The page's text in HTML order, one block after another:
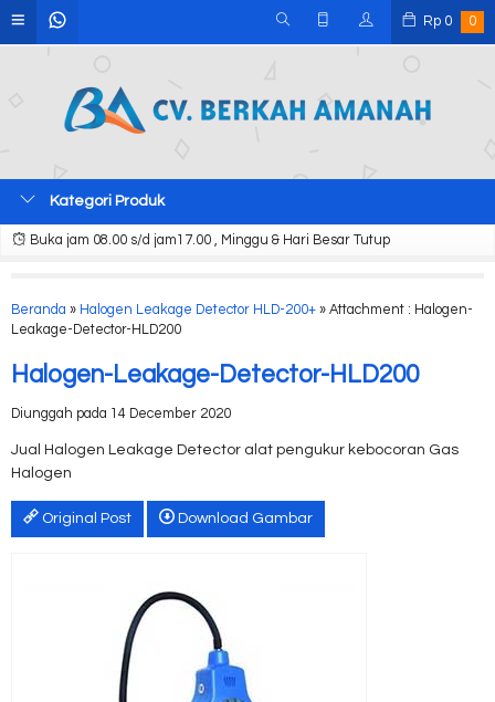
Rp 0 0
Kategori Produk
Buka jam 08.00 s/d jam17.00 , Minggu & Hari Besar Tutup
Beranda » Halogen Leakage Detector HLD-200+ » Attachment : Halogen-
Leakage-Detector-HLD200
Halogen-Leakage-Detector-HLD200
Diunggah pada 14 December 2020
Jual Halogen Leakage Detector alat pengukur kebocoran Gas
Halogen
Original Post Download Gambar